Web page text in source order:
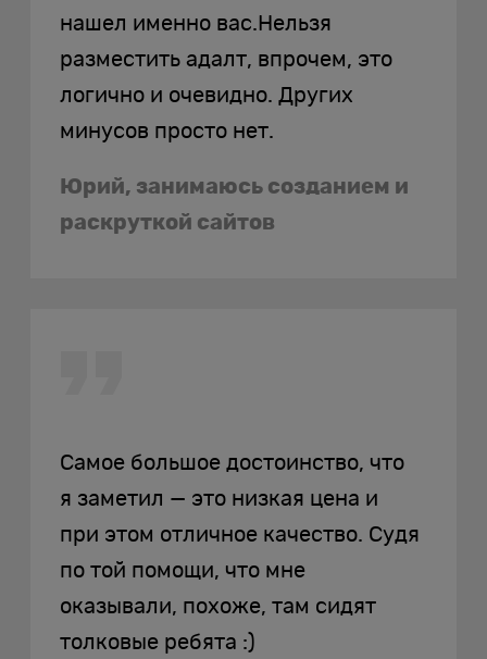
нашел именно вас.Нельзя
разместить адалт, впрочем, это
логично и очевидно. Других
минусов просто нет.
Юрий, занимаюсь созданием и
раскруткой сайтов
Самое большое достоинство, что
я заметил — это низкая цена и
при этом отличное качество. Судя
по той помощи, что мне
оказывали, похоже, там сидят
толковые ребята :)